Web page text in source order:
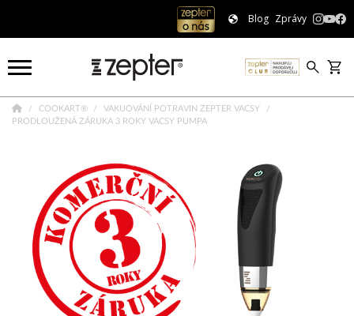
Blog Zprávy
COOKART®
VAKUOVÁNÍ POTRAVIN ZEPTER VACSY
PRODLOUŽENÁ ZÁRUKA 3 ROKY VACSY PUMPA